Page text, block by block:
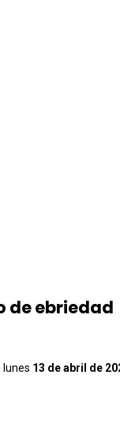
de ebriedad
lunes 13 de abril de